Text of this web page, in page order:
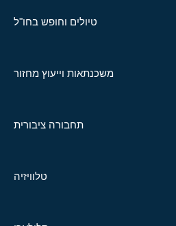
טיולים וחופש בחו"ל
משכנתאות וייעוץ מחזור
תחבורה ציבורית
טלוויזיה